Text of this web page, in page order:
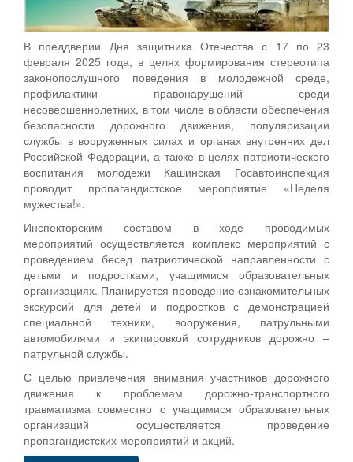
В преддверии Дня защитника Отечества с 17 по 23
февраля 2025 года, в целях формирования стереотипа
законопослушного поведения в молодежной среде,
профилактики правонарушений среди
несовершеннолетних, в том числе в области обеспечения
безопасности дорожного движения, популяризации
службы в вооруженных силах и органах внутренних дел
Российской Федерации, а также в целях патриотического
воспитания молодежи Кашинская Госавтоинспекция
проводит пропагандистское мероприятие «Неделя
мужества!».
Инспекторским составом в ходе проводимых
мероприятий осуществляется комплекс мероприятий с
проведением бесед патриотической направленности с
детьми и подростками, учащимися образовательных
организациях. Планируется проведение ознакомительных
экскурсий для детей и подростков с демонстрацией
специальной техники, вооружения, патрульными
автомобилями и экипировкой сотрудников дорожно –
патрульной службы.
С целью привлечения внимания участников дорожного
движения к проблемам дорожно-транспортного
травматизма совместно с учащимися образовательных
организаций осуществляется проведение
пропагандистских мероприятий и акций.